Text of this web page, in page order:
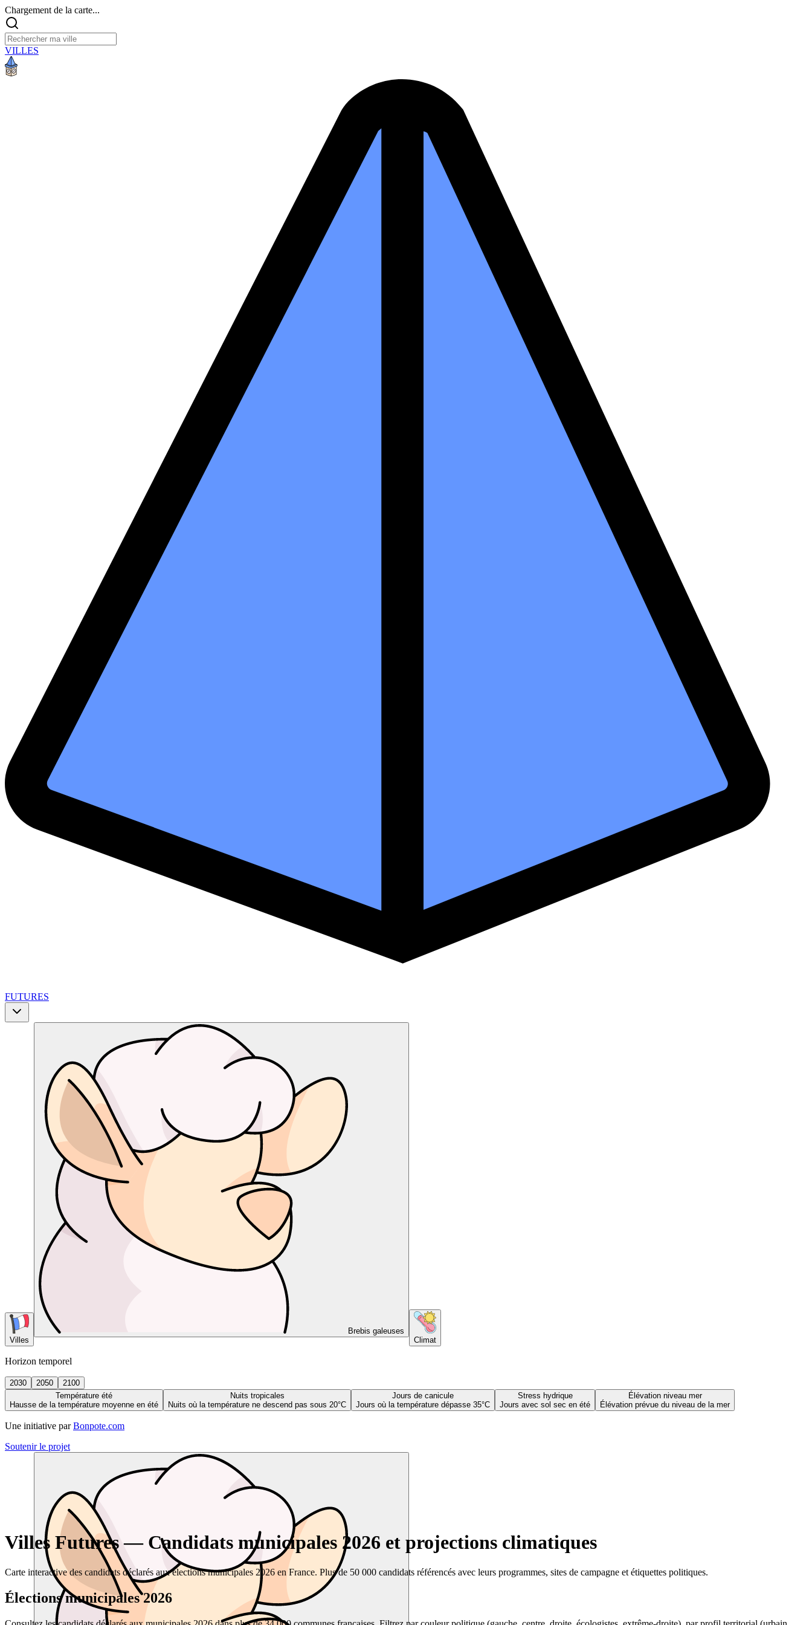
Chargement de la carte...
VILLES
FUTURES
Villes
Brebis galeuses
Climat
Horizon temporel
2030 2050
2100
Température été
Hausse de la température moyenne en été
Nuits tropicales
Nuits où la température ne descend pas sous 20°C
Jours de canicule
Jours où la température dépasse 35°C
Stress hydrique
Jours avec sol sec en été
Élévation niveau mer
Élévation prévue du niveau de la mer
Une initiative par Bonpote.com
Soutenir le projet
Villes Futures — Candidats municipales 2026 et projections climatiques
Carte interactive des candidats déclarés aux élections municipales 2026 en France. Plus de 50 000 candidats référencés avec leurs programmes, sites de campagne et étiquettes politiques.
Élections municipales 2026